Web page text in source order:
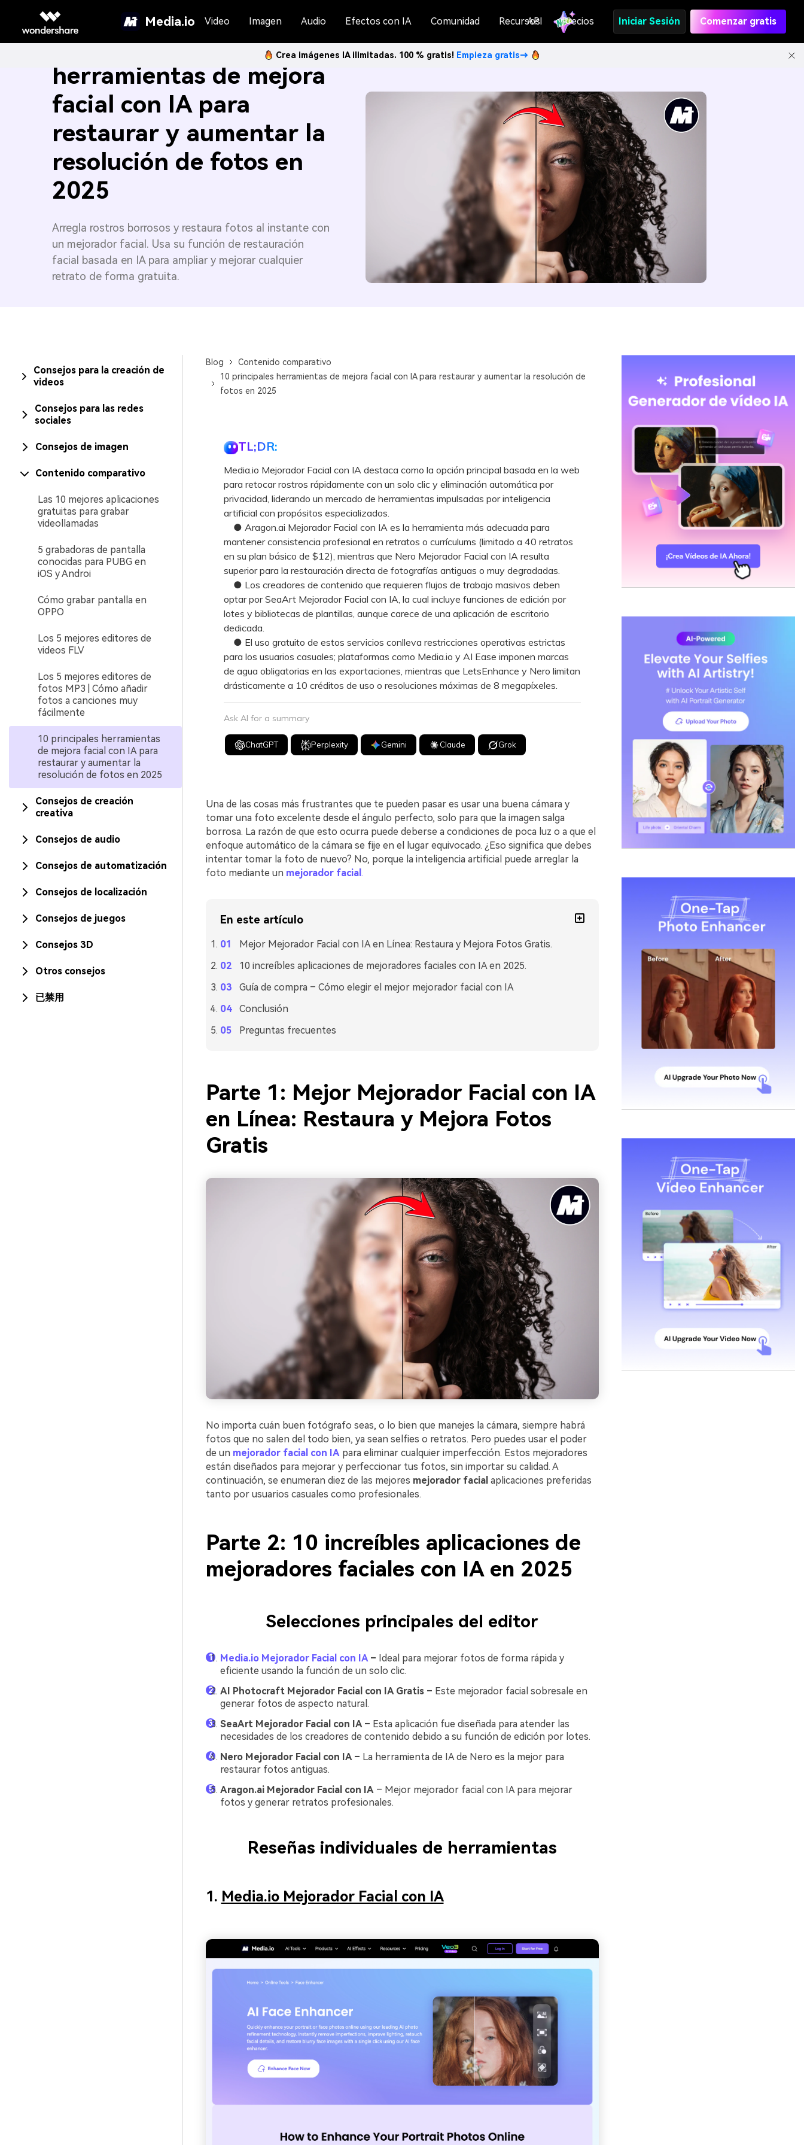
Media.io Video Imagen Audio Efectos con IA Comunidad Recursos
API Precios Iniciar Sesión Comenzar gratis
Crea imágenes IA ilimitadas. 100 % gratis! Empieza gratis→
10 principales
herramientas de mejora
facial con IA para
restaurar y aumentar la
resolución de fotos en
2025
Arregla rostros borrosos y restaura fotos al instante con
un mejorador facial. Usa su función de restauración
facial basada en IA para ampliar y mejorar cualquier
retrato de forma gratuita.
Consejos para la creación de
videos
Consejos para las redes
sociales
Consejos de imagen
Contenido comparativo
Las 10 mejores aplicaciones
gratuitas para grabar
videollamadas
5 grabadoras de pantalla
conocidas para PUBG en
iOS y Androi
Cómo grabar pantalla en
OPPO
Los 5 mejores editores de
videos FLV
Los 5 mejores editores de
fotos MP3 | Cómo añadir
fotos a canciones muy
fácilmente
10 principales herramientas
de mejora facial con IA para
restaurar y aumentar la
resolución de fotos en 2025
Consejos de creación
creativa
Consejos de audio
Consejos de automatización
Consejos de localización
Consejos de juegos
Consejos 3D
Otros consejos
已禁用
Blog
Contenido comparativo
10 principales herramientas de mejora facial con IA para restaurar y aumentar la resolución de
fotos en 2025
TL;DR:
Media.io Mejorador Facial con IA destaca como la opción principal basada en la web
para retocar rostros rápidamente con un solo clic y eliminación automática por
privacidad, liderando un mercado de herramientas impulsadas por inteligencia
artificial con propósitos especializados.
● Aragon.ai Mejorador Facial con IA es la herramienta más adecuada para
mantener consistencia profesional en retratos o currículums (limitado a 40 retratos
en su plan básico de $12), mientras que Nero Mejorador Facial con IA resulta
superior para la restauración directa de fotografías antiguas o muy degradadas.
● Los creadores de contenido que requieren flujos de trabajo masivos deben
optar por SeaArt Mejorador Facial con IA, la cual incluye funciones de edición por
lotes y bibliotecas de plantillas, aunque carece de una aplicación de escritorio
dedicada.
● El uso gratuito de estos servicios conlleva restricciones operativas estrictas
para los usuarios casuales; plataformas como Media.io y AI Ease imponen marcas
de agua obligatorias en las exportaciones, mientras que LetsEnhance y Nero limitan
drásticamente a 10 créditos de uso o resoluciones máximas de 8 megapíxeles.
Ask AI for a summary
ChatGPT Perplexity Gemini Claude Grok
Una de las cosas más frustrantes que te pueden pasar es usar una buena cámara y
tomar una foto excelente desde el ángulo perfecto, solo para que la imagen salga
borrosa. La razón de que esto ocurra puede deberse a condiciones de poca luz o a que el
enfoque automático de la cámara se fije en el lugar equivocado. ¿Eso significa que debes
intentar tomar la foto de nuevo? No, porque la inteligencia artificial puede arreglar la
foto mediante un mejorador facial .
En este artículo
Mejor Mejorador Facial con IA en Línea: Restaura y Mejora Fotos Gratis.
10 increíbles aplicaciones de mejoradores faciales con IA en 2025.
Guía de compra – Cómo elegir el mejor mejorador facial con IA
Conclusión
Preguntas frecuentes
Parte 1: Mejor Mejorador Facial con IA
en Línea: Restaura y Mejora Fotos
Gratis
No importa cuán buen fotógrafo seas, o lo bien que manejes la cámara, siempre habrá
fotos que no salen del todo bien, ya sean selfies o retratos. Pero puedes usar el poder
de un mejorador facial con IA para eliminar cualquier imperfección. Estos mejoradores
están diseñados para mejorar y perfeccionar tus fotos, sin importar su calidad. A
continuación, se enumeran diez de las mejores mejorador facial aplicaciones preferidas
tanto por usuarios casuales como profesionales.
Parte 2: 10 increíbles aplicaciones de
mejoradores faciales con IA en 2025
Selecciones principales del editor
Media.io Mejorador Facial con IA – Ideal para mejorar fotos de forma rápida y
eficiente usando la función de un solo clic.
AI Photocraft Mejorador Facial con IA Gratis – Este mejorador facial sobresale en
generar fotos de aspecto natural.
SeaArt Mejorador Facial con IA – Esta aplicación fue diseñada para atender las
necesidades de los creadores de contenido debido a su función de edición por lotes.
Nero Mejorador Facial con IA – La herramienta de IA de Nero es la mejor para
restaurar fotos antiguas.
Aragon.ai Mejorador Facial con IA – Mejor mejorador facial con IA para mejorar
fotos y generar retratos profesionales.
Reseñas individuales de herramientas
1. Media.io Mejorador Facial con IA